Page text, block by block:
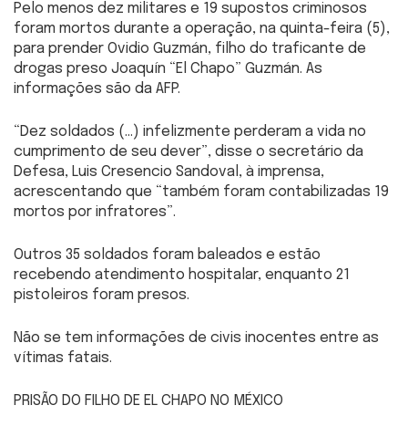
Pelo menos dez militares e 19 supostos criminosos
foram mortos durante a operação, na quinta-feira (5),
para prender Ovidio Guzmán, filho do traficante de
drogas preso Joaquín “El Chapo” Guzmán. As
informações são da AFP.
“Dez soldados (…) infelizmente perderam a vida no
cumprimento de seu dever”, disse o secretário da
Defesa, Luis Cresencio Sandoval, à imprensa,
acrescentando que “também foram contabilizadas 19
mortos por infratores”.
Outros 35 soldados foram baleados e estão
recebendo atendimento hospitalar, enquanto 21
pistoleiros foram presos.
Não se tem informações de civis inocentes entre as
vítimas fatais.
PRISÃO DO FILHO DE EL CHAPO NO MÉXICO